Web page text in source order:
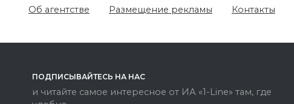
Об агентстве Размещение рекламы Контакты
ПОДПИСЫВАЙТЕСЬ НА НАС
и читайте самое интересное от ИА «1-Line» там, где